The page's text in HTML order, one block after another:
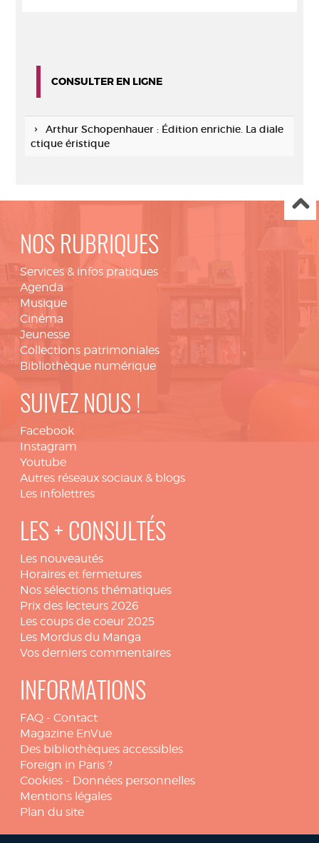
CONSULTER EN LIGNE
Arthur Schopenhauer : Édition enrichie. La diale
ctique éristique
NOS RUBRIQUES
Services & infos pratiques
Agenda
Musique
Cinéma
Jeunesse
Collections patrimoniales
Bibliothèque numérique
SUIVEZ NOUS !
Facebook
Instagram
Youtube
Autres réseaux sociaux & blogs
Les infolettres
LES + CONSULTÉS
Les nouveautés
Horaires et fermetures
Nos sélections thématiques
Prix des lecteurs 2026
Les coups de coeur 2025
Les Mordus du Manga
Vos derniers commentaires
INFORMATIONS
FAQ - Contact
Magazine EnVue
Des bibliothèques accessibles
Foreign in Paris ?
Cookies - Données personnelles
Mentions légales
Plan du site